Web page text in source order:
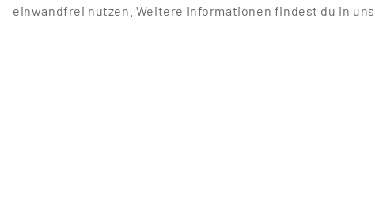
FÜR JOBANBIETER LINKS
einwandfrei nutzen. Weitere Informationen findest du in